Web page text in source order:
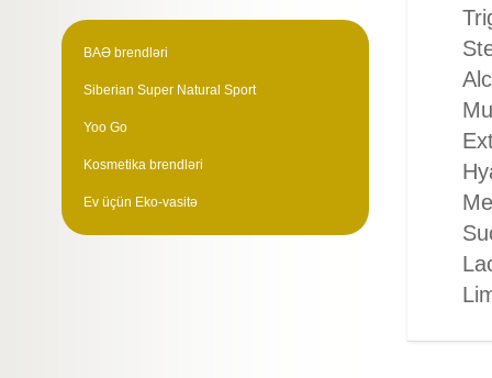
BAƏ brendləri
Siberian Super Natural Sport
Yoo Go
Kosmetika brendləri
Ev üçün Eko-vasitə